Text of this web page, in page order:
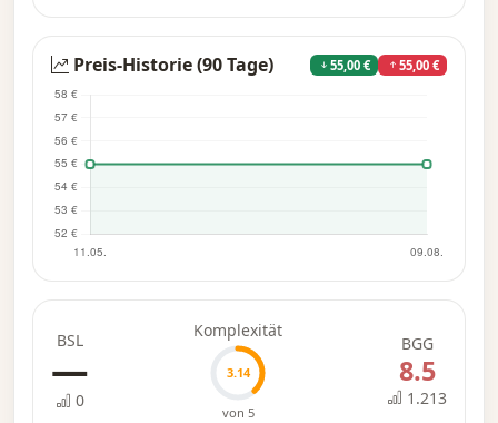
Preis-Historie (90 Tage) 55,00 € 55,00 €
BSL
—
0
Komplexität
3.14
von 5
BGG
8.5
1.213